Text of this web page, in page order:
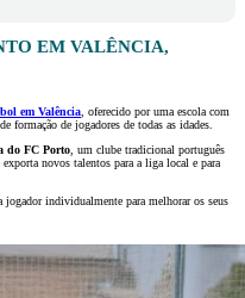
EM VALÊNCIA,
em Valência , oferecido por uma escola com
formação de jogadores de todas as idades.
do FC Porto , um clube tradicional português
novos talentos para a liga local e para
jogador individualmente para melhorar os seus